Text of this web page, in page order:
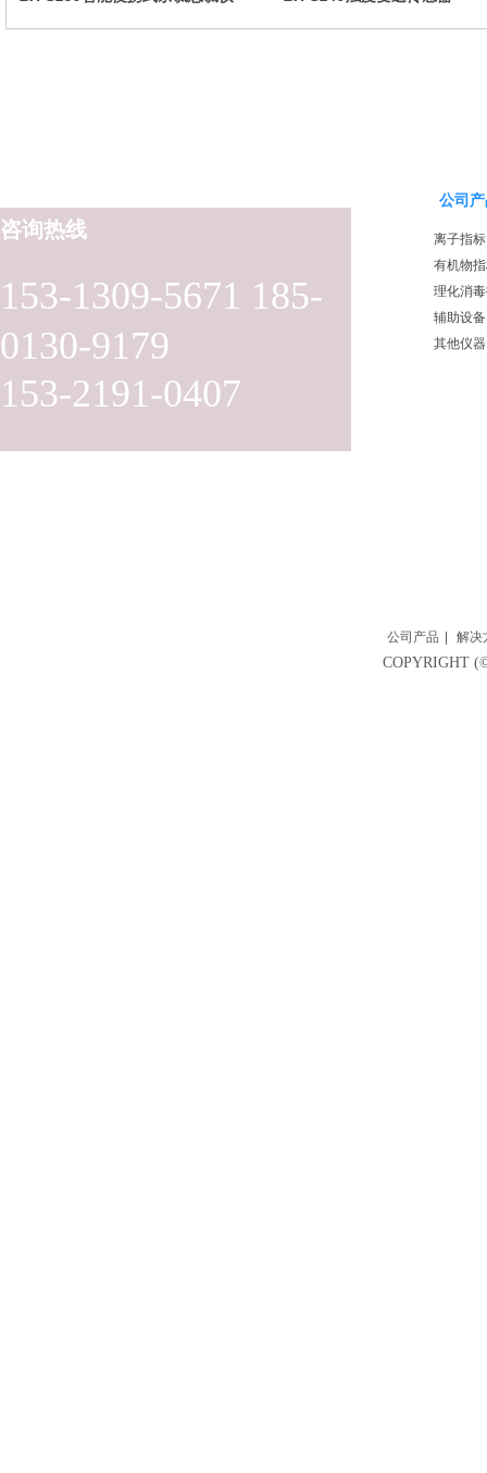
153-1309-5671 185-
0130-9179
153-2191-0407
咨询热线
公司
离子指标
有机物
理化消
辅助设备
其他仪器
公司产品 解决
COPYRIGHT